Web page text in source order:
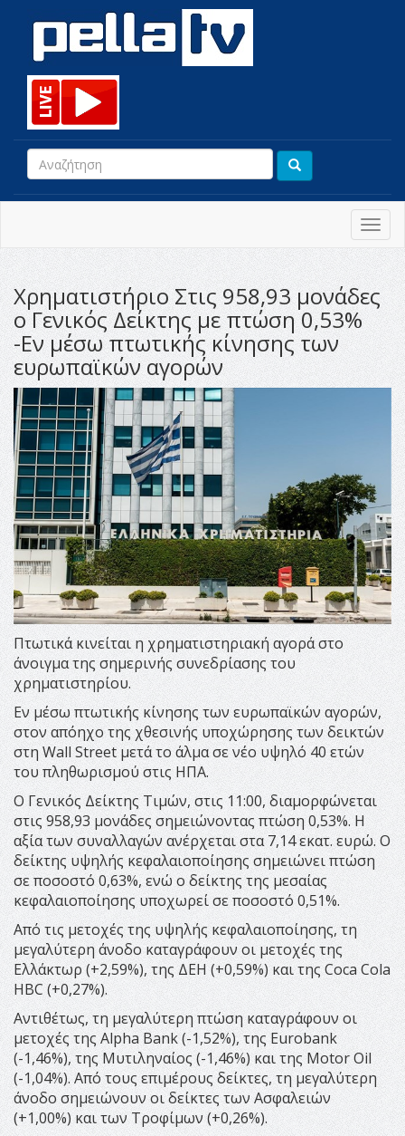
Χρηματιστήριο Στις 958,93 μονάδες
ο Γενικός Δείκτης με πτώση 0,53%
-Εν μέσω πτωτικής κίνησης των
ευρωπαϊκών αγορών
Πτωτικά κινείται η χρηματιστηριακή αγορά στο
άνοιγμα της σημερινής συνεδρίασης του
χρηματιστηρίου.
Εν μέσω πτωτικής κίνησης των ευρωπαϊκών αγορών,
στον απόηχο της χθεσινής υποχώρησης των δεικτών
στη Wall Street μετά το άλμα σε νέο υψηλό 40 ετών
του πληθωρισμού στις ΗΠΑ.
O Γενικός Δείκτης Τιμών, στις 11:00, διαμορφώνεται
στις 958,93 μονάδες σημειώνοντας πτώση 0,53%. Η
αξία των συναλλαγών ανέρχεται στα 7,14 εκατ. ευρώ. Ο
δείκτης υψηλής κεφαλαιοποίησης σημειώνει πτώση
σε ποσοστό 0,63%, ενώ ο δείκτης της μεσαίας
κεφαλαιοποίησης υποχωρεί σε ποσοστό 0,51%.
Από τις μετοχές της υψηλής κεφαλαιοποίησης, τη
μεγαλύτερη άνοδο καταγράφουν οι μετοχές της
Ελλάκτωρ (+2,59%), της ΔΕΗ (+0,59%) και της Coca Cola
HBC (+0,27%).
Αντιθέτως, τη μεγαλύτερη πτώση καταγράφουν οι
μετοχές της Alpha Bank (-1,52%), της Eurobank
(-1,46%), της Μυτιληναίος (-1,46%) και της Motor Oil
(-1,04%). Από τους επιμέρους δείκτες, τη μεγαλύτερη
άνοδο σημειώνουν οι δείκτες των Ασφαλειών
(+1,00%) και των Τροφίμων (+0,26%).